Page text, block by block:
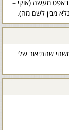
מעשה (אוקי –
מבין לשם מה).
שהתיאור שלי